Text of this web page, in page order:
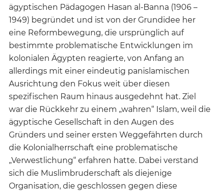
ägyptischen Pädagogen Hasan al-Banna (1906 –
1949) begründet und ist von der Grundidee her
eine Reformbewegung, die ursprünglich auf
bestimmte problematische Entwicklungen im
kolonialen Ägypten reagierte, von Anfang an
allerdings mit einer eindeutig panislamischen
Ausrichtung den Fokus weit über diesen
spezifischen Raum hinaus ausgedehnt hat. Ziel
war die Rückkehr zu einem „wahren“ Islam, weil die
ägyptische Gesellschaft in den Augen des
Gründers und seiner ersten Weggefährten durch
die Kolonialherrschaft eine problematische
„Verwestlichung“ erfahren hatte. Dabei verstand
sich die Muslimbruderschaft als diejenige
Organisation, die geschlossen gegen diese